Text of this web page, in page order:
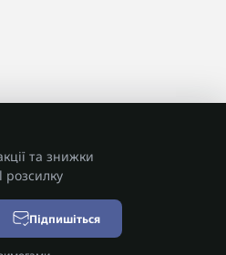
та знижки
Підпишіться